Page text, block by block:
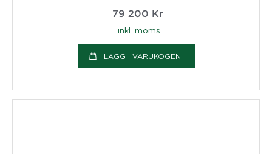
79 200 Kr
inkl. moms
LÄGG I VARUKOGEN